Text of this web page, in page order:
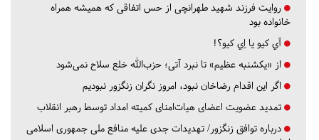
روایت فرزند شهید طهرانچی از حس اتفاقی که همیشه همراه
خانواده بود
آي كيو يا اِي كيو؟!
از «یکشنبه عظیم» تا نبرد آتی؛ حزب‌الله خلع سلاح نمی‌شود
اگر این اقدام رضاخان نبود، امروز نگران زنگزور نبودیم
تمدید عضویت اعضای هیات‌امنای کمیته امداد توسط رهبر انقلاب
درباره توافق زنگزور/ تهدیدات جدی علیه منافع ملی جمهوری اسلامی